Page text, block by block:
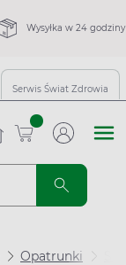
Wysyłka w 24 godziny
Serwis Świat Zdrowia
sztuk
Opatrunki